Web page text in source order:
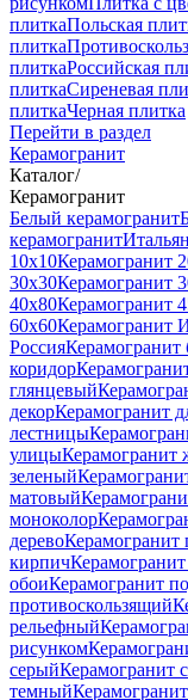
плиткаПольская
плитка
плиткаРоссийская
плиткаСиреневая
плиткаЧерная плитка
Перейти в раздел
Керамогранит
Каталог/
Керамогранит
Белый керамогранит
керамогранит
10x10Керамогранит
30x30Керамогранит
40x80Керамогранит
60x60Керамогранит
Россия
коридор
глянцевый
декорКерамогранит
лестницы
улицыКерамогранит
зеленый
матовый
моноколор
деревоКерамогранит
кирпич
обоиКерамогранит
противоскользящий
рельефный
рисунком
серыйКерамогранит
темный